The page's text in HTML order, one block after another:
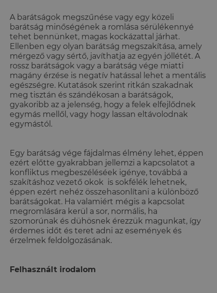
A barátságok megszűnése vagy egy közeli
barátság minőségének a romlása sérülékennyé
tehet bennünket, magas kockázattal járhat.
Ellenben egy olyan barátság megszakítása, amely
mérgező vagy sértő, javíthatja az egyén jóllétét. A
rossz barátságok vagy a barátság vége miatti
magány érzése is negatív hatással lehet a mentális
egészségre. Kutatások szerint ritkán szakadnak
meg tisztán és szándékosan a barátságok,
gyakoribb az a jelenség, hogy a felek elfejlődnek
egymás mellől, vagy hogy lassan eltávolodnak
egymástól.
Egy barátság vége fájdalmas élmény lehet, éppen
ezért előtte gyakrabban jellemzi a kapcsolatot a
konfliktus megbeszéléséek igénye, továbbá a
szakításhoz vezető okok is sokfélék lehetnek,
éppen ezért nehéz összehasonlítani a különböző
barátságokat. Ha valamiért mégis a kapcsolat
megromlására kerül a sor, normális, ha
szomorúnak és dühösnek érezzük magunkat, így
érdemes időt és teret adni az események és
érzelmek feldolgozásának.
Felhasznált irodalom